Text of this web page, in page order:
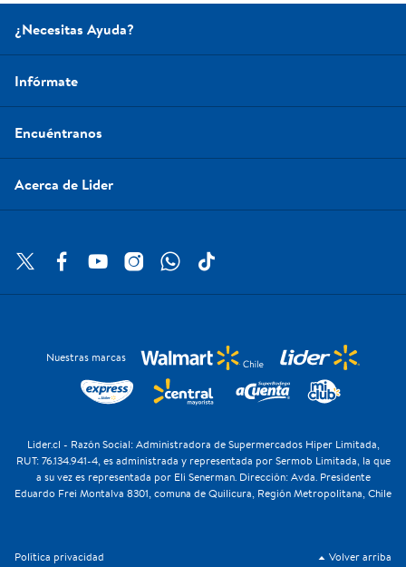
¿Necesitas Ayuda?
Infórmate
Encuéntranos
Acerca de Lider
Nuestras marcas
Lider.cl - Razón Social: Administradora de Supermercados Hiper Limitada,
RUT: 76.134.941-4, es administrada y representada por Sermob Limitada, la que
a su vez es representada por Eli Senerman. Dirección: Avda. Presidente
Eduardo Frei Montalva 8301, comuna de Quilicura, Región Metropolitana, Chile
Política privacidad Volver arriba